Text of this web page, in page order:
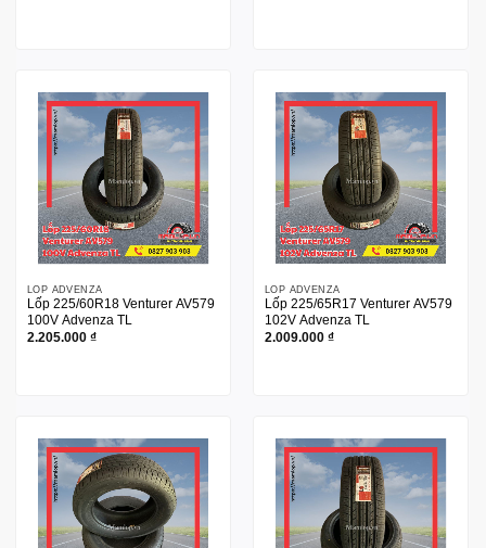
LỐP ADVENZA
Lốp 225/60R18 Venturer AV579
100V Advenza TL
2.205.000 ₫
LỐP ADVENZA
Lốp 225/65R17 Venturer AV579
102V Advenza TL
2.009.000 ₫